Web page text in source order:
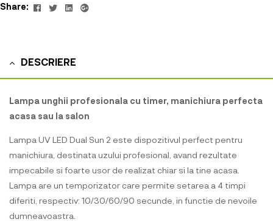
Share:
Facebook
TwitterLinkedin
Google+
DESCRIERE
Lampa unghii profesionala cu timer, manichiura perfecta
acasa sau la salon
Lampa UV LED Dual Sun 2 este dispozitivul perfect pentru
manichiura, destinata uzului profesional, avand rezultate
impecabile si foarte usor de realizat chiar si la tine acasa.
Lampa are un temporizator care permite setarea a 4 timpi
diferiti, respectiv: 10/30/60/90 secunde, in functie de nevoile
dumneavoastra.